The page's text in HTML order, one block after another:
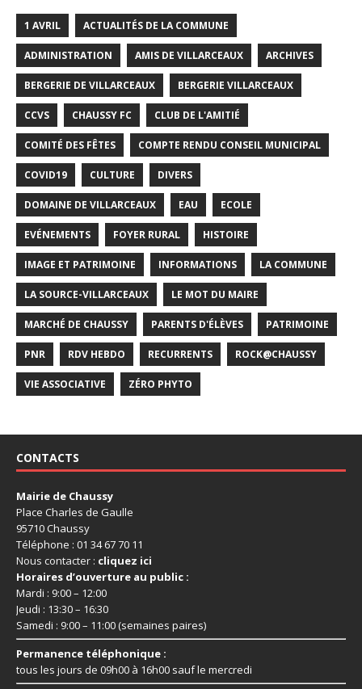
1 AVRIL ACTUALITÉS DE LA COMMUNE
ADMINISTRATION AMIS DE VILLARCEAUX ARCHIVES
BERGERIE DE VILLARCEAUX BERGERIE VILLARCEAUX
CCVS CHAUSSY FC CLUB DE L'AMITIÉ
COMITÉ DES FÊTES COMPTE RENDU CONSEIL MUNICIPAL
COVID19 CULTURE DIVERS
DOMAINE DE VILLARCEAUX EAU ECOLE
EVÉNEMENTS FOYER RURAL HISTOIRE
IMAGE ET PATRIMOINE INFORMATIONS LA COMMUNE
LA SOURCE-VILLARCEAUX LE MOT DU MAIRE
MARCHÉ DE CHAUSSY PARENTS D'ÉLÈVES PATRIMOINE
PNR RDV HEBDO RECURRENTS ROCK@CHAUSSY
VIE ASSOCIATIVE ZÉRO PHYTO
CONTACTS
Mairie de Chaussy
Place Charles de Gaulle
95710 Chaussy
Téléphone : 01 34 67 70 11
Nous contacter : cliquez ici
Horaires d’ouverture au public :
Mardi : 9:00 – 12:00
Jeudi : 13:30 – 16:30
Samedi : 9:00 – 11:00 (semaines paires)
Permanence téléphonique :
tous les jours de 09h00 à 16h00 sauf le mercredi